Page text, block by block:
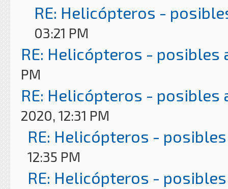
RE: Helicópteros -
03:21 PM
RE: Helicópteros - posibles
PM
RE: Helicópteros - posibles
2020, 12:31 PM
RE: Helicópteros -
12:35 PM
RE: Helicópteros -